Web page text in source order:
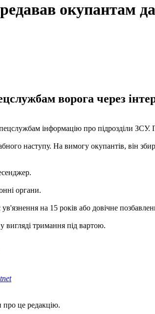
окупантам
ворога через
інформацію про підрозділи ЗСУ.
наступу. На вимогу окупантів, він
органи.
на 15 років або довічне
вигляді тримання під вартою.
про це редакцію.